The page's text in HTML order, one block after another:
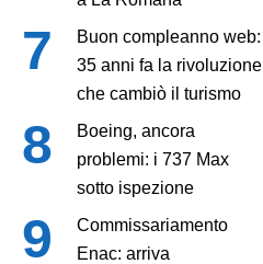
Buon compleanno web:
35 anni fa la rivoluzione
che cambiò il turismo
Boeing, ancora
problemi: i 737 Max
sotto ispezione
Commissariamento
Enac: arriva